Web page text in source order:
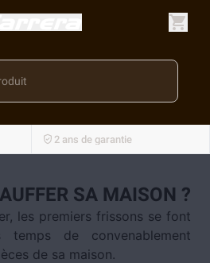
2 ans de garantie
SA MAISON ?
les premiers frissons se font
de convenablement
de sa maison.